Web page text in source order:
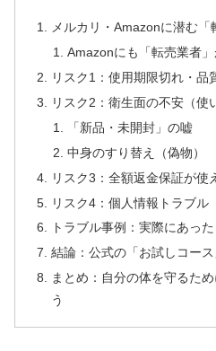
メルカリ・Amazonに潜む「
Amazonにも「転売業者
リスク1：使用期限切れ・品
リスク2：衛生面の不安（使
「新品・未開封」の嘘
中身のすり替え（偽物）
リスク3：全額返金保証が使
リスク4：個人情報トラブル
トラブル事例：実際にあっ
結論：公式の「お試しコー
まとめ：自分の体を守るた
う